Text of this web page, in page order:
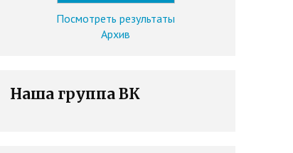
Посмотреть результаты
Архив
Наша группа ВК